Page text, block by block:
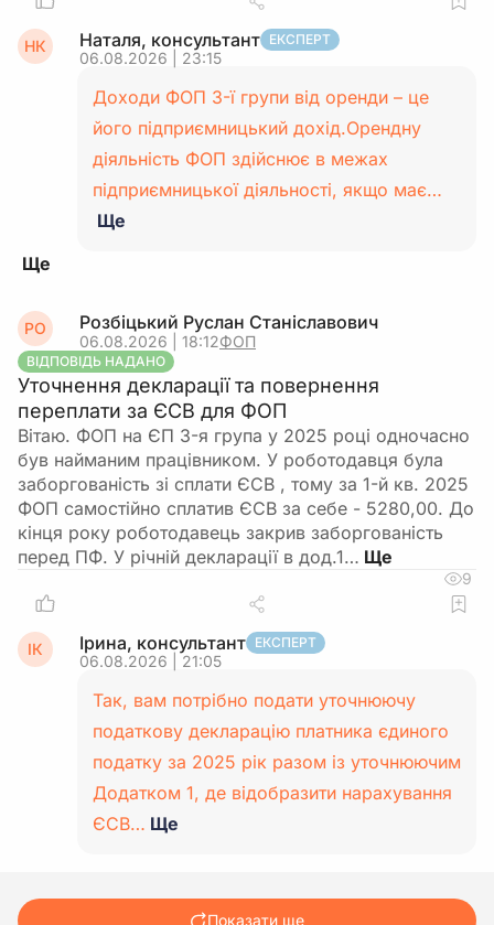
НК Наталя, консультант ЕКСПЕРТ
06.08.2026 | 23:15
Доходи ФОП 3-ї групи від оренди – це
його підприємницький дохід.Орендну
діяльність ФОП здійснює в межах
підприємницької діяльності, якщо має…
Ще
РО Розбіцький Руслан Станіславович
06.08.2026 | 18:12ФОП
ВІДПОВІДЬ НАДАНО
Уточнення декларації та повернення
переплати за ЄСВ для ФОП
Вітаю. ФОП на ЄП 3-я група у 2025 році одночасно
був найманим працівником. У роботодавця була
заборгованість зі сплати ЄСВ , тому за 1-й кв. 2025
ФОП самостійно сплатив ЄСВ за себе - 5280,00. До
кінця року роботодавець закрив заборгованість
перед ПФ. У річній декларації в дод.1…
9
ІК Ірина, консультант ЕКСПЕРТ
06.08.2026 | 21:05
Так, вам потрібно подати уточнюючу
податкову декларацію платника єдиного
податку за 2025 рік разом із уточнюючим
Додатком 1, де відобразити нарахування
ЄСВ… Ще
Показати ще